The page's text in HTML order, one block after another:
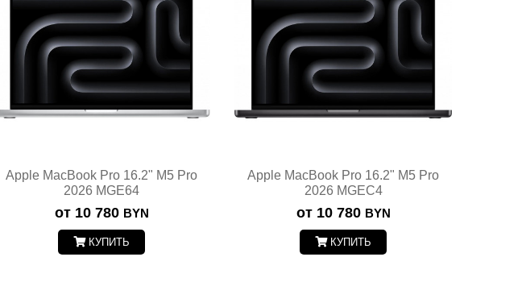
Apple MacBook Pro 16.2" M5 Pro
2026 MGE64
от 10 780 BYN
КУПИТЬ
Apple MacBook Pro 16.2" M5 Pro
2026 MGEC4
от 10 780 BYN
КУПИТЬ